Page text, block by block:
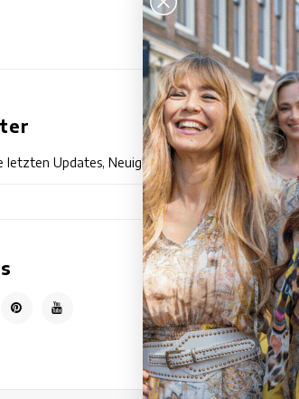
letzten Updates, Neuigkeiten und Promotionen
Abonnieren